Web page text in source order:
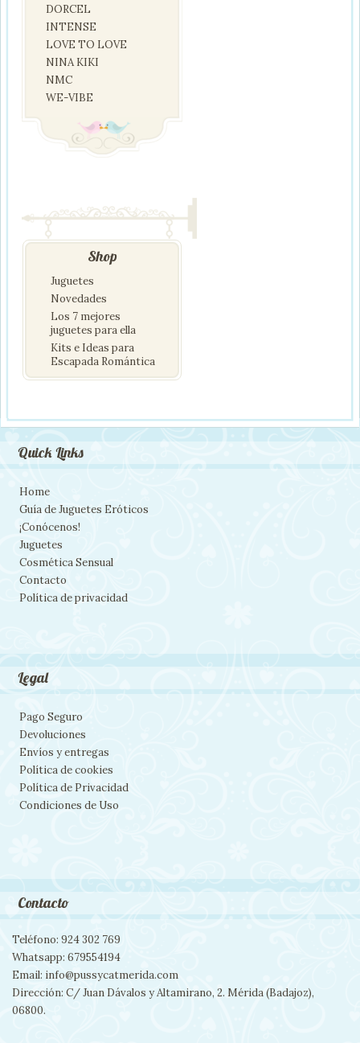
DORCEL
INTENSE
LOVE TO LOVE
NINA KIKI
NMC
WE-VIBE
Shop
Juguetes
Novedades
Los 7 mejores
juguetes para ella
Kits e Ideas para
Escapada Romántica
Quick Links
Home
Guía de Juguetes Eróticos
¡Conócenos!
Juguetes
Cosmética Sensual
Contacto
Política de privacidad
Legal
Pago Seguro
Devoluciones
Envíos y entregas
Política de cookies
Política de Privacidad
Condiciones de Uso
Contacto
Teléfono: 924 302 769
Whatsapp: 679554194
Email: info@pussycatmerida.com
Dirección: C/ Juan Dávalos y Altamirano, 2. Mérida (Badajoz),
06800.